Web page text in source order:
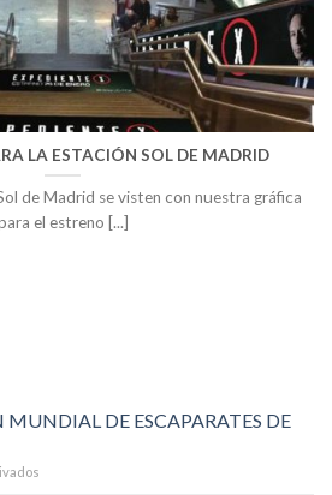
LA ESTACIÓN SOL DE MADRID
de Madrid se visten con nuestra gráfica
el estreno [...]
DE ESCAPARATES DE